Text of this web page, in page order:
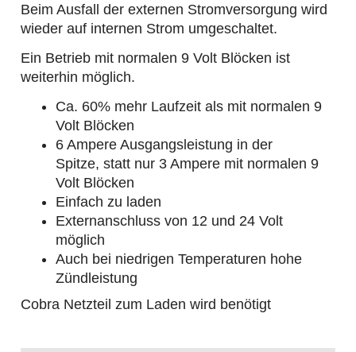
Beim Ausfall der externen Stromversorgung wird
wieder auf internen Strom umgeschaltet.
Ein Betrieb mit normalen 9 Volt Blöcken ist
weiterhin möglich.
Ca. 60% mehr Laufzeit als mit normalen 9
Volt Blöcken
6 Ampere Ausgangsleistung in der
Spitze, statt nur 3 Ampere mit normalen 9
Volt Blöcken
Einfach zu laden
Externanschluss von 12 und 24 Volt
möglich
Auch bei niedrigen Temperaturen hohe
Zündleistung
Cobra Netzteil zum Laden wird benötigt